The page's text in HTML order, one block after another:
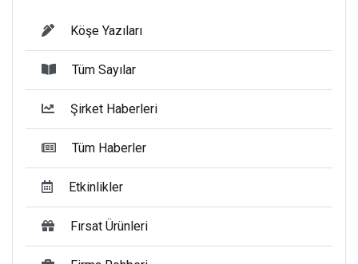
Köşe Yazıları
Tüm Sayılar
Şirket Haberleri
Tüm Haberler
Etkinlikler
Fırsat Ürünleri